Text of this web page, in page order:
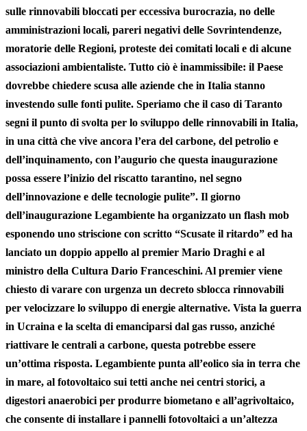
sulle rinnovabili bloccati per eccessiva burocrazia, no delle
amministrazioni locali, pareri negativi delle Sovrintendenze,
moratorie delle Regioni, proteste dei comitati locali e di alcune
associazioni ambientaliste. Tutto ciò è inammissibile: il Paese
dovrebbe chiedere scusa alle aziende che in Italia stanno
investendo sulle fonti pulite. Speriamo che il caso di Taranto
segni il punto di svolta per lo sviluppo delle rinnovabili in Italia,
in una città che vive ancora l’era del carbone, del petrolio e
dell’inquinamento, con l’augurio che questa inaugurazione
possa essere l’inizio del riscatto tarantino, nel segno
dell’innovazione e delle tecnologie pulite”. Il giorno
dell’inaugurazione Legambiente ha organizzato un flash mob
esponendo uno striscione con scritto “Scusate il ritardo” ed ha
lanciato un doppio appello al premier Mario Draghi e al
ministro della Cultura Dario Franceschini. Al premier viene
chiesto di varare con urgenza un decreto sblocca rinnovabili
per velocizzare lo sviluppo di energie alternative. Vista la guerra
in Ucraina e la scelta di emanciparsi dal gas russo, anziché
riattivare le centrali a carbone, questa potrebbe essere
un’ottima risposta. Legambiente punta all’eolico sia in terra che
in mare, al fotovoltaico sui tetti anche nei centri storici, a
digestori anaerobici per produrre biometano e all’agrivoltaico,
che consente di installare i pannelli fotovoltaici a un’altezza